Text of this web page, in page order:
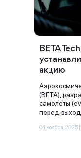
BETA
акцию
(BETA),
самолеты
перед
04 ноября, 2025